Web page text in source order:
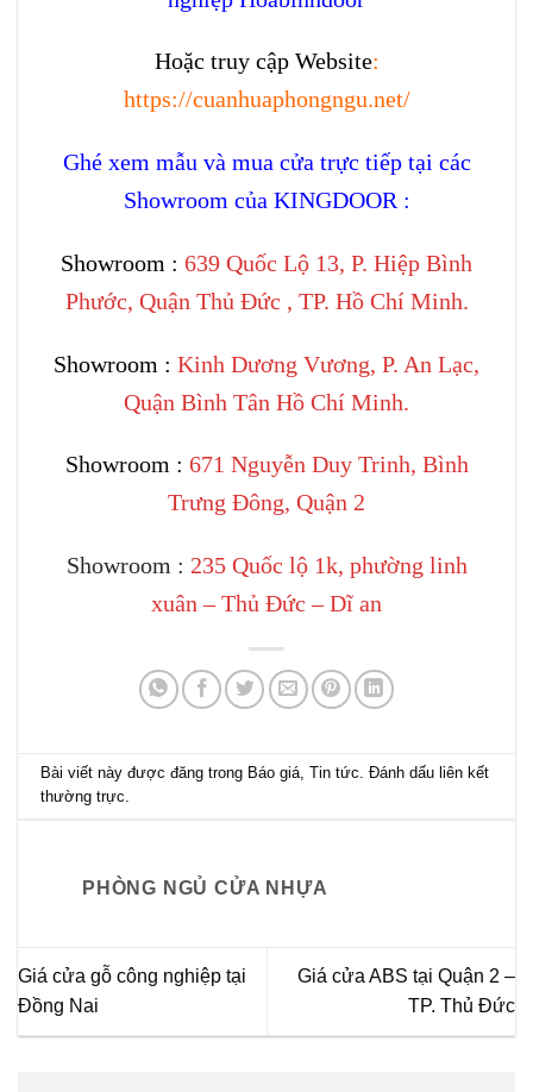
Hoặc truy cập Website:
https://cuanhuaphongngu.net/
Ghé xem mẫu và mua cửa trực tiếp tại các
Showroom của KINGDOOR :
Showroom : 639 Quốc Lộ 13, P. Hiệp Bình
Phước, Quận Thủ Đức , TP. Hồ Chí Minh.
Showroom : Kinh Dương Vương, P. An Lạc,
Quận Bình Tân Hồ Chí Minh.
Showroom : 671 Nguyễn Duy Trinh, Bình
Trưng Đông, Quận 2
Showroom : 235 Quốc lộ 1k, phường linh
xuân – Thủ Đức – Dĩ an
Bài viết này được đăng trong Báo giá,Tin tức. Đánh dấu liên kết
thường trực.
PHÒNG NGỦ CỬA NHỰA
Giá cửa gỗ công nghiệp tại
Đồng Nai
Giá cửa ABS tại Quận 2 –
TP. Thủ Đức